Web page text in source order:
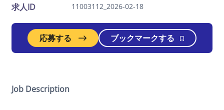
Job Description
求人ID 11003112_2026-02-18
応募する ブックマークする